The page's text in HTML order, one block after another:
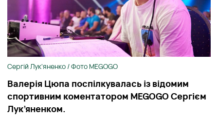
Сергій Лук'яненко / Фото MEGOGO
Валерія Цюпа поспілкувалась із відомим
спортивним коментатором MEGOGO Сергієм
Лук’яненком.